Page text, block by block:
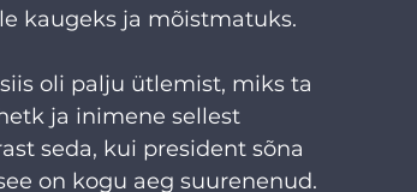
kaugeks ja mõistmatuks.
oli palju ütlemist, miks ta
ja inimene sellest
seda, kui president sõna
on kogu aeg suurenenud.